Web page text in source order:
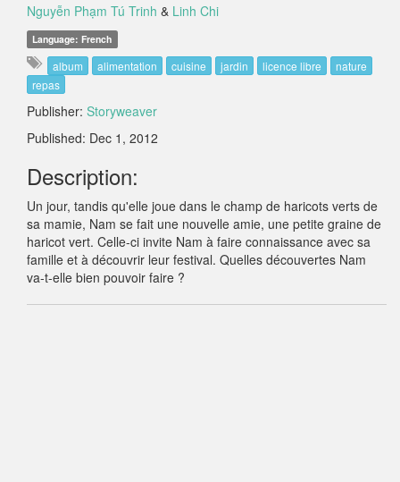
Nguyễn Phạm Tú Trinh & Linh Chi
Language: French
album alimentation cuisine jardin licence libre
nature
repas
Publisher: Storyweaver
Published: Dec 1, 2012
Description:
Un jour, tandis qu'elle joue dans le champ de haricots verts de
sa mamie, Nam se fait une nouvelle amie, une petite graine de
haricot vert. Celle-ci invite Nam à faire connaissance avec sa
famille et à découvrir leur festival. Quelles découvertes Nam
va-t-elle bien pouvoir faire ?